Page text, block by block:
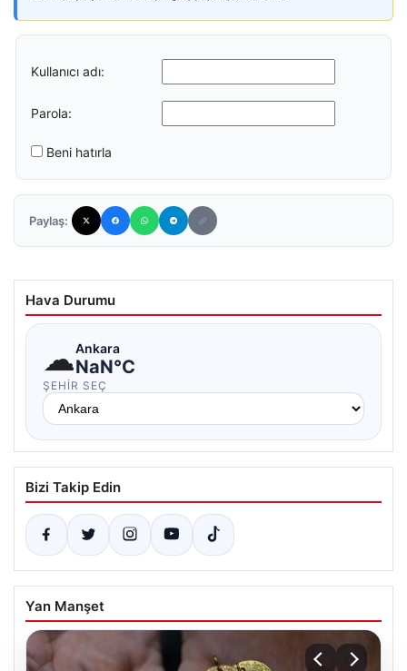
Kullanıcı adı:
Parola:
Beni hatırla
Paylaş:
Hava Durumu
☁Ankara
NaN°C
ŞEHIR SEÇ
Bizi Takip Edin
Yan Manşet